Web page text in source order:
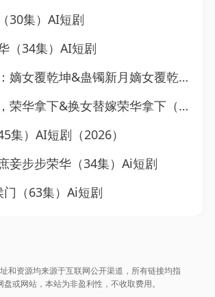
30集）AI短剧
（34集）AI短剧
覆乾坤&蛊镯新月嫡女覆乾坤（64集）AI短剧
下&换女替嫁荣华拿下（35集）AI短剧（2026）
集）AI短剧（2026）
妾步步荣华（34集）Ai短剧
门（63集）Ai短剧
和资源均来源于互联网公开渠道，所有链接均指
盘或网站，本站为非盈利性，不收取费用。